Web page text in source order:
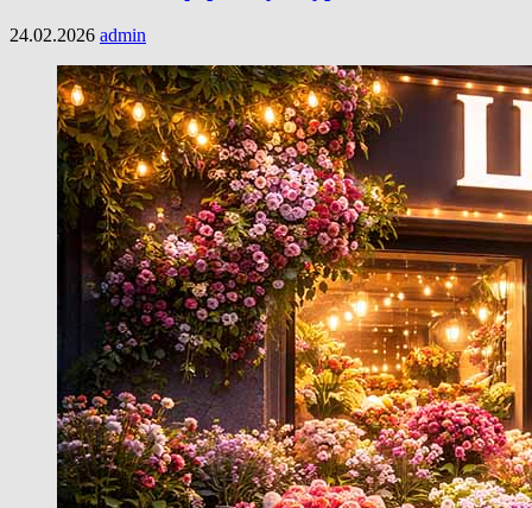
24.02.2026 admin